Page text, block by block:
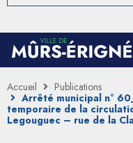
Accueil
Publications
Arrêté municipal n°
temporaire de la
Legouguec – rue de la